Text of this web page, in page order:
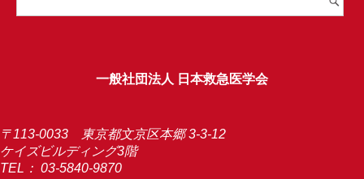
一般社団法人 日本救急医学会
〒113-0033 東京都文京区本郷 3-3-12
ケイズビルディング3階
TEL： 03-5840-9870